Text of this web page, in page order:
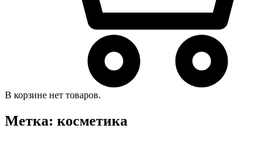
В корзине нет товаров.
Метка: косметика